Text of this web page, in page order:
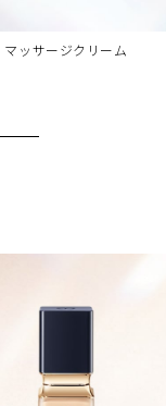
マッサージクリーム